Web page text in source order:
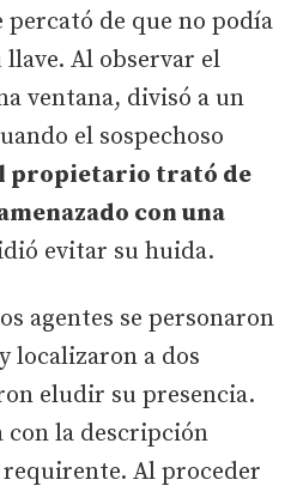
percató de que no podía
Al observar el
ventana, divisó a un
el sospechoso
propietario trató de
con una
evitar su huida.
agentes se personaron
localizaron a dos
eludir su presencia.
con la descripción
Al proceder